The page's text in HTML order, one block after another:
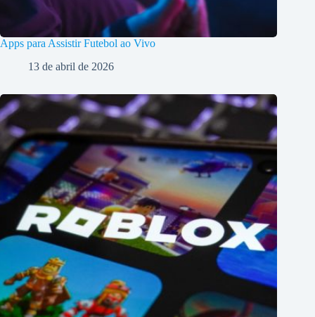
Apps para Assistir Futebol ao Vivo
13 de abril de 2026